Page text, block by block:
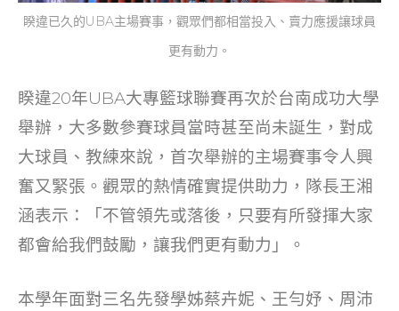
睽違已久的UBA主場賽事，觀眾們都相當投入、賣力應援讓球員
更有動力。
睽違20年UBA大專籃球聯賽再次於台南成功大學
舉辦，大多數參賽球員當時甚至尚未誕生，對成
大球員、教練來說，首次舉辦的主場賽事令人興
奮又緊張。觀眾的熱情確實提供助力，隊長王湘
涵表示：「不管領先或落後，只要有所發揮大家
都會給我們鼓勵，讓我們更有動力」。
本學年面對三名先發學姊蔡卉妮、王勻妤、周沛